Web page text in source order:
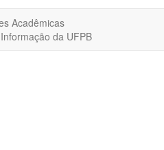
Acadêmicas
da UFPB